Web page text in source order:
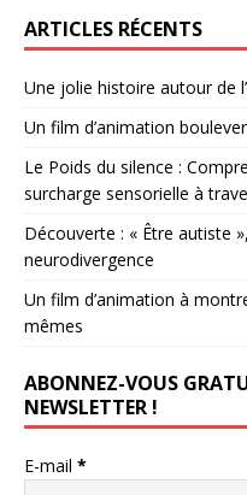
ARTICLES RÉCENTS
Une jolie histoire autour de
Un film d’animation
Le Poids du silence :
surcharge sensorielle à
Découverte : « Être autiste
neurodivergence
Un film d’animation à
mêmes
ABONNEZ-VOUS
NEWSLETTER !
E-mail *